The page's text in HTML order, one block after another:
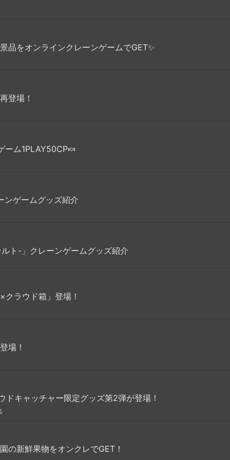
品をオンラインクレーンゲームでGET✨
登場！
ーム1PLAY50CP🍬
ンゲームグッズ紹介
ト-」クレーンゲームグッズ紹介
ラウド箱」登場！
場！
ドキャッチャー限定グッズ第2弾が登場！
の新鮮果物をオンクレでGET！